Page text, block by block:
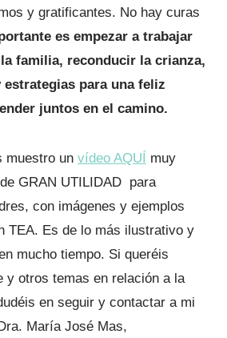
y gratificantes. No hay curas
es empezar a trabajar
familia, reconducir la crianza,
para una feliz
juntos en el camino.
muestro un vídeo AQUÍ muy
GRAN UTILIDAD para
con imágenes y ejemplos
TEA. Es de lo más ilustrativo y
mucho tiempo. Si queréis
y otros temas en relación a la
en seguir y contactar a mi
María José Mas,